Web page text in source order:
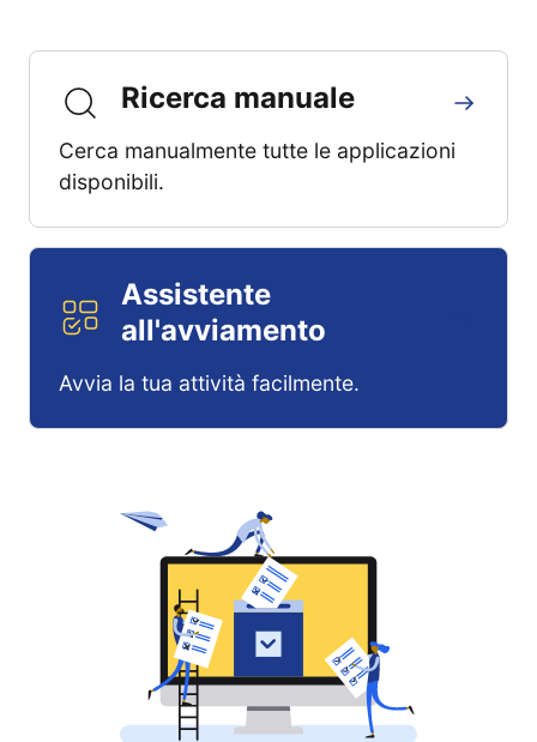
Ricerca manuale
Cerca manualmente tutte le applicazioni
disponibili.
Assistente
all'avviamento
Avvia la tua attività facilmente.